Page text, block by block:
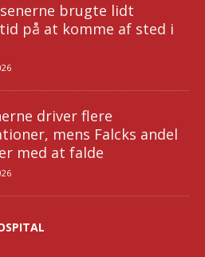
brugte lidt
på at komme af sted i
driver flere
mens Falcks andel
med at falde